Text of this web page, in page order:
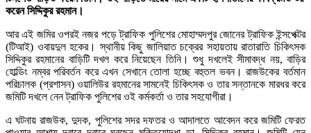
করেন সিদ্দিকুর রহমান।
আর এই জমির ওপরই নজর পড়ে ট্রাফিক পুলিশের মোহাম্মদপুর জোনের ট্রাফিক ইন্সপেক্টর
(টিআই) ওবায়দুল হকের। স্থানীয় কিছু জালিয়াত চক্রের সহায়তায় রাতারাতি চিকিৎসক
সিদ্দিকুর রহমানের বাড়িটি দখল করে নিয়েছেন তিনি। শুধু দখলেই সীমাবদ্ধ নয়, বাড়ির
হোল্ডিং নম্বর পরিবর্তন করে এখন সেখানে তোলা হচ্ছে বহুতল ভবন। রাজউকের বর্তমান
পরিচালক (প্রশাসন) ওয়ালিউর রহমানের সামনেই চিকিৎসক ও তার সন্তানকে মারধর করে
জমিটি দখলে নেন ট্রাফিক পুলিশের ওই কর্মকর্তা ও তার সহযোগীরা।
এ ঘটনায় রাজউক, দুদক, পুলিশের সদর দফতর ও আদালতে আবেদন করে জমিটি ফেরত